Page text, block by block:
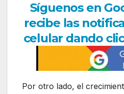
Síguenos en
recibe las
celular dando
Por otro lado, el